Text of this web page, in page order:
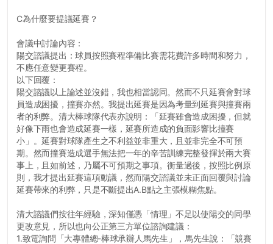
C為什麼要提議延賽？
會議中討論內容：
陽交諮議提出：球員按照賽程準備比賽需花費許多時間和努力，
不應任意變更賽程。
以下回覆：
陽交諮議以上論述並沒錯，我也相當認同。然而不只延賽會對球
員造成困擾，撞賽亦然。我提出延賽是因為考量到延賽與撞賽兩
者的利弊。清大棒球隊代表亦說明：「延賽雖會造成困擾，但就
好像下雨也會造成延賽一樣，延賽所造成的負面影響比撞賽
小」。延賽對球隊產生之不利益並非重大，且並非完全不可預
期。然而撞賽造成選手無法把一年的辛苦訓練完整發揮於兩大賽
事上，且如前述，乃屬不可預期之事項。衡量過後，按照比例原
則，我才提出延賽這項動議，然而陽交諮議並未正面回覆與討論
延賽帶來的利弊，只是不斷提出A.B點之主張模糊焦點。
清大諮議們按往年經驗，深知僅憑「情理」不足以使陽交的同學
更改意見，所以也向公正第三方單位諮詢建議：
1.致電詢問「大專體總-棒球承辦人馬先生」，馬先生說：「競賽